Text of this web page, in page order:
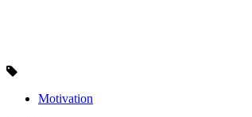
Motivation